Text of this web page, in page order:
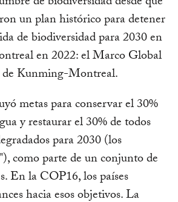
un plan histórico para detener
de biodiversidad para 2030 en
en 2022: el Marco Global
de Kunming-Montreal.
metas para conservar el 30%
y restaurar el 30% de todos
para 2030 (los
como parte de un conjunto de
En la COP16, los países
hacia esos objetivos. La